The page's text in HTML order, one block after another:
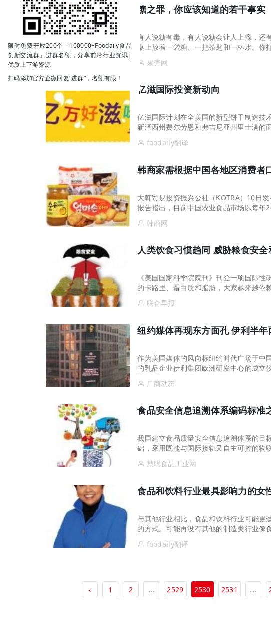
限时免费开放200个「100000+Foodaily食品
创新交流群」进群名额，分享前沿行业资讯|
优质上下游资源
扫码添加官方企微回复“进群”，名额有限！
糖之罪，你应该知道的若干事实
有人说糖有毒，有人说糖会让人上瘾，还
桌上放着一袋糖、一把茶匙和一杯水。
果壳网
亿滋国际投资新动向
亿滋国际计划在全美国的新型饼干制造技
新泽西州费尔劳恩和弗吉尼亚州里士满的
foodaily翻译
韩商家需根据中国各地区消费者
大韩贸易投资振兴公社（KOTRA）10日
报告指出，目前中国农业食品市场以每年
食品市场取得成功，必须要迎合中国各地
韩商网
人类饮食习惯趋同 威胁粮食安全
《美国国家科学院院刊》刊登一项国际
的卡路里、蛋白质和脂肪，大家越来越依
联合早报
纽约媒体再现东方面孔 伊利半
作为美国媒体的风向标纽约时代广场于中
的乳品企业伊利集团欧洲研发中心的成立
会后，时隔不到半年，美媒再次关注中国
厂商动态
食品安全信息追溯体系编码标准
我国建立食品质量安全信息追溯体系的目
础，采用既能与国际接轨又自主可控的物
性、完整性和准确性，并与国家其他物联
慧聪食品工业网
食品和饮料行业最具影响力的女
与其他行业相比，食品和饮料行业可能更
的方式。可能再没有其他的制造类行业像
foodaily翻译
‹ 1 2 ... 2529 2530 2531 ...